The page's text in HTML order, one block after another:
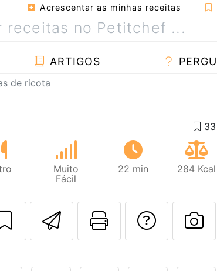
Acrescentar as minhas receitas
ARTIGOS
de ricota
Muito
Fácil
22 min 284 Kcal
Enviar esta
ImprimaFalar